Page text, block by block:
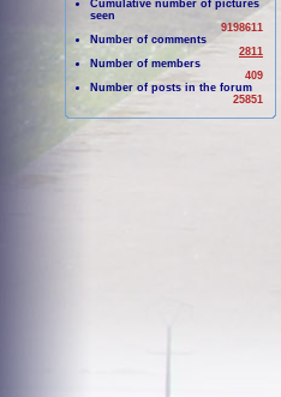
Cumulative number of pictures
seen
9198611
Number of comments
2811
Number of members
409
Number of posts in the forum
25851